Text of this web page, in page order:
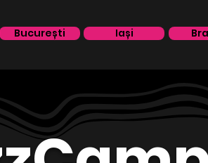
București Iași